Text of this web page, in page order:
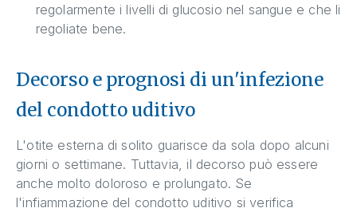
regolarmente i livelli di glucosio nel sangue e che li
regoliate bene.
Decorso e prognosi di un'infezione
del condotto uditivo
L'otite esterna di solito guarisce da sola dopo alcuni
giorni o settimane. Tuttavia, il decorso può essere
anche molto doloroso e prolungato. Se
l'infiammazione del condotto uditivo si verifica